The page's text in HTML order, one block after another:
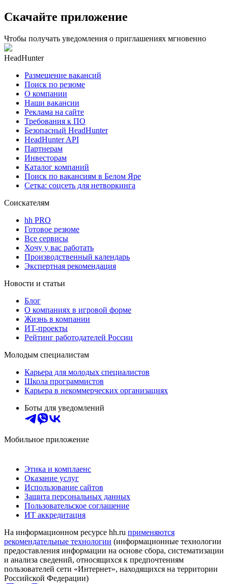
Скачайте приложение
Чтобы получать уведомления о приглашениях мгновенно
HeadHunter
Размещение вакансий
Поиск по резюме
О компании
Наши вакансии
Реклама на сайте
Требования к ПО
Безопасный HeadHunter
HeadHunter API
Партнерам
Инвесторам
Каталог компаний
Поиск по вакансиям в Белом Яре
Сетка: соцсеть для нетворкинга
Соискателям
hh PRO
Готовое резюме
Все сервисы
Хочу у вас работать
Производственный календарь
Экспертная рекомендация
Новости и статьи
Блог
О компаниях в игровой форме
Жизнь в компании
ИТ-проекты
Рейтинг работодателей России
Молодым специалистам
Карьера для молодых специалистов
Школа программистов
Карьера в некоммерческих организациях
Боты для уведомлений
Мобильное приложение
Этика и комплаенс
Оказание услуг
Использование сайтов
Защита персональных данных
Пользовательское соглашение
ИТ аккредитация
На информационном ресурсе hh.ru применяются
рекомендательные технологии (информационные технологии
предоставления информации на основе сбора, систематизации
и анализа сведений, относящихся к предпочтениям
пользователей сети «Интернет», находящихся на территории
Российской Федерации)